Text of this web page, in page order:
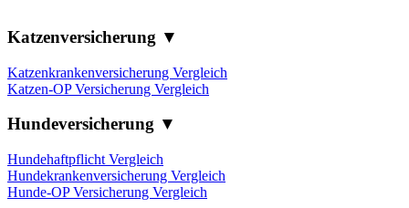
Katzenversicherung ▼
Katzenkrankenversicherung Vergleich
Katzen-OP Versicherung Vergleich
Hundeversicherung ▼
Hundehaftpflicht Vergleich
Hundekrankenversicherung Vergleich
Hunde-OP Versicherung Vergleich